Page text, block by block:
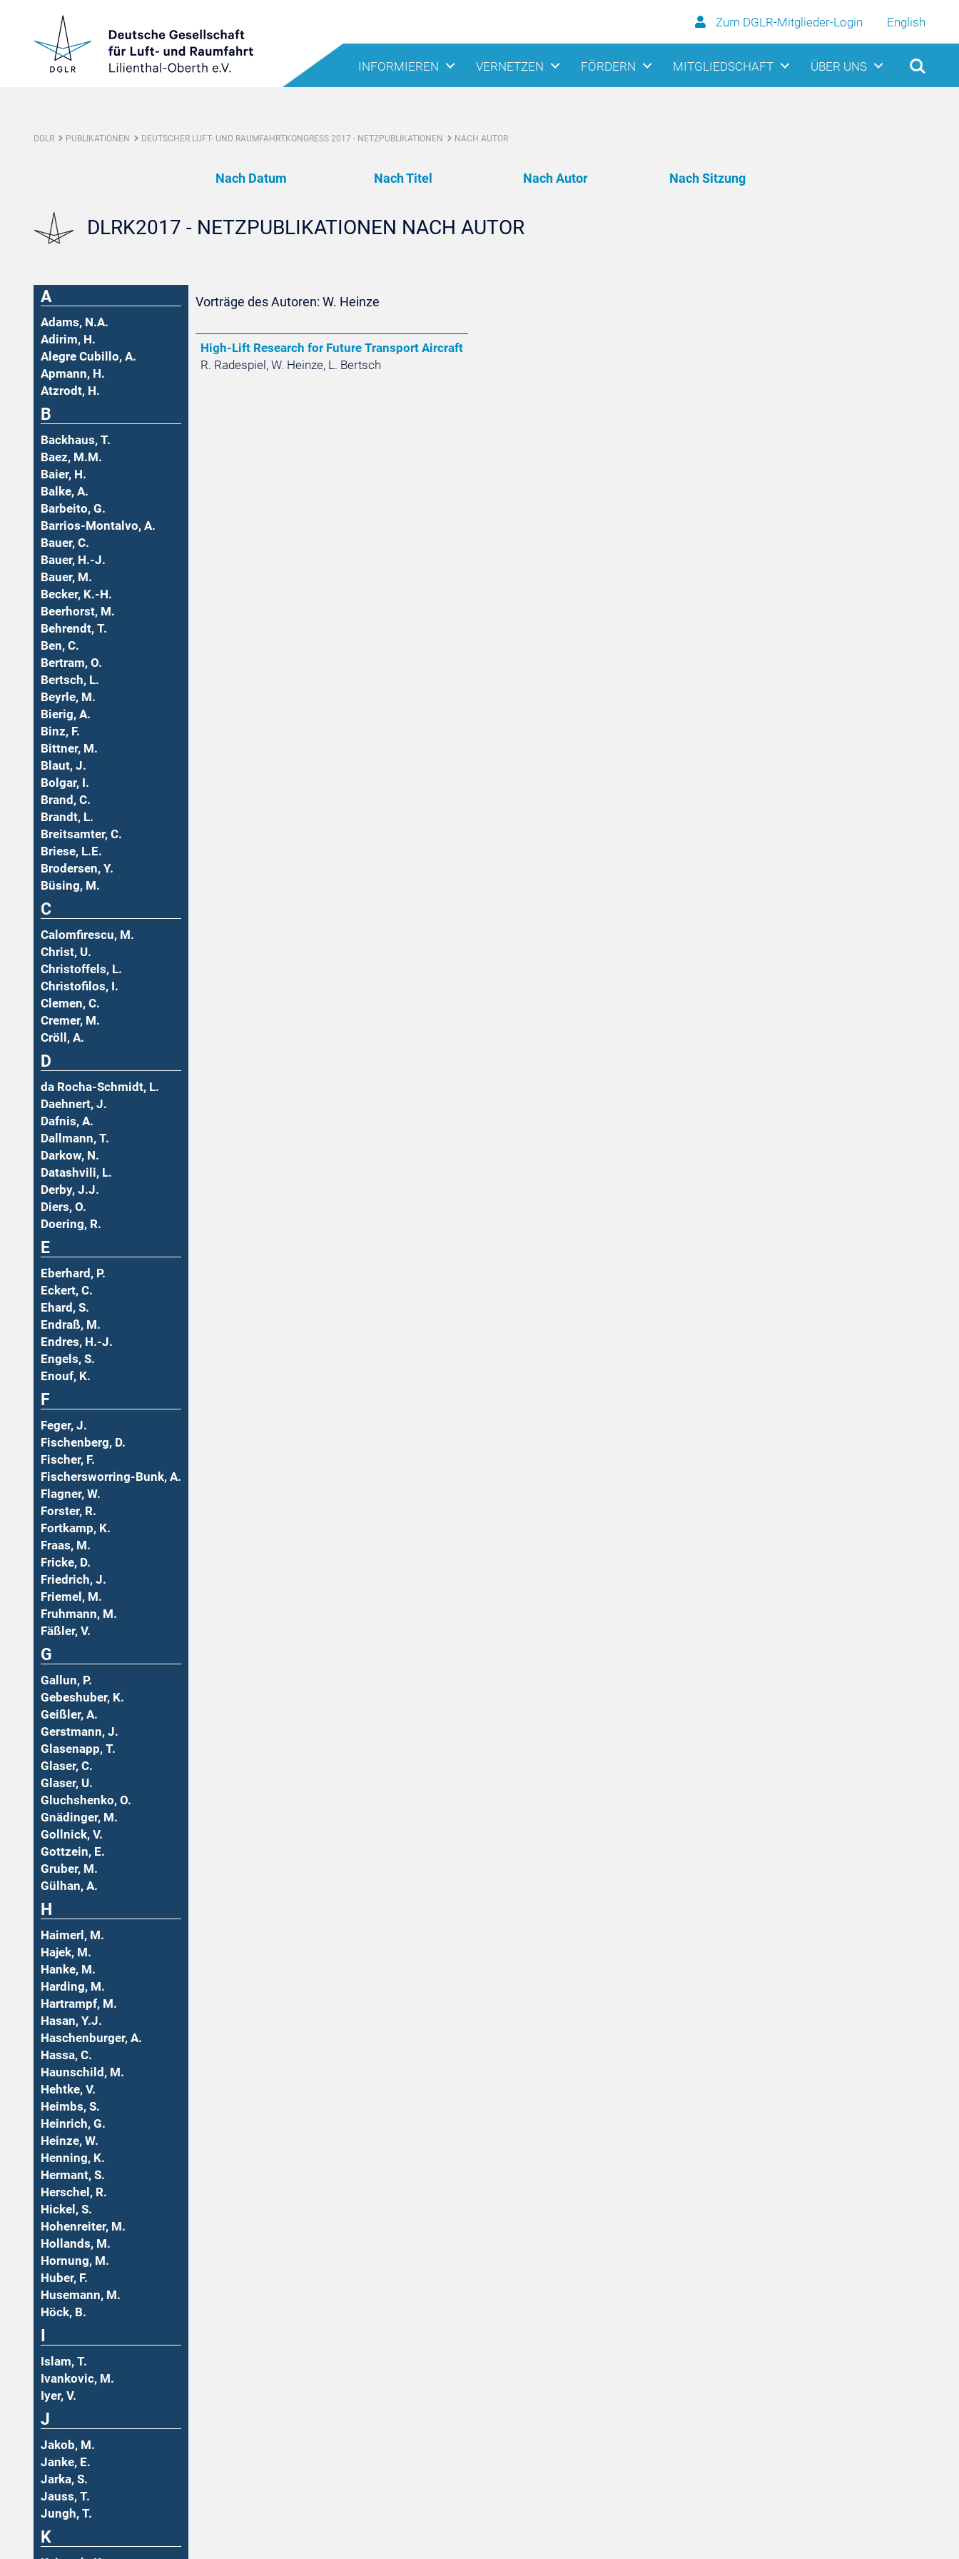
Zum DGLR-Mitglieder-Login English
INFORMIEREN VERNETZEN FÖRDERN MITGLIEDSCHAFT ÜBER UNS
DGLR PUBLIKATIONEN DEUTSCHER LUFT- UND RAUMFAHRTKONGRESS 2017 - NETZPUBLIKATIONEN NACH AUTOR
Nach Datum Nach Titel Nach Autor Nach Sitzung
DLRK2017 - NETZPUBLIKATIONEN NACH AUTOR
A
Adams, N.A.
Adirim, H.
Alegre Cubillo, A.
Apmann, H.
Atzrodt, H.
B
Backhaus, T.
Baez, M.M.
Baier, H.
Balke, A.
Barbeito, G.
Barrios-Montalvo, A.
Bauer, C.
Bauer, H.-J.
Bauer, M.
Becker, K.-H.
Beerhorst, M.
Behrendt, T.
Ben, C.
Bertram, O.
Bertsch, L.
Beyrle, M.
Bierig, A.
Binz, F.
Bittner, M.
Blaut, J.
Bolgar, I.
Brand, C.
Brandt, L.
Breitsamter, C.
Briese, L.E.
Brodersen, Y.
Büsing, M.
C
Calomfirescu, M.
Christ, U.
Christoffels, L.
Christofilos, I.
Clemen, C.
Cremer, M.
Cröll, A.
D
da Rocha-Schmidt, L.
Daehnert, J.
Dafnis, A.
Dallmann, T.
Darkow, N.
Datashvili, L.
Derby, J.J.
Diers, O.
Doering, R.
E
Eberhard, P.
Eckert, C.
Ehard, S.
Endraß, M.
Endres, H.-J.
Engels, S.
Enouf, K.
F
Feger, J.
Fischenberg, D.
Fischer, F.
Fischersworring-Bunk, A.
Flagner, W.
Forster, R.
Fortkamp, K.
Fraas, M.
Fricke, D.
Friedrich, J.
Friemel, M.
Fruhmann, M.
Fäßler, V.
G
Gallun, P.
Gebeshuber, K.
Geißler, A.
Gerstmann, J.
Glasenapp, T.
Glaser, C.
Glaser, U.
Gluchshenko, O.
Gnädinger, M.
Gollnick, V.
Gottzein, E.
Gruber, M.
Gülhan, A.
H
Haimerl, M.
Hajek, M.
Hanke, M.
Harding, M.
Hartrampf, M.
Hasan, Y.J.
Haschenburger, A.
Hassa, C.
Haunschild, M.
Hehtke, V.
Heimbs, S.
Heinrich, G.
Heinze, W.
Henning, K.
Hermant, S.
Herschel, R.
Hickel, S.
Hohenreiter, M.
Hollands, M.
Hornung, M.
Huber, F.
Husemann, M.
Höck, B.
Islam, T.
Ivankovic, M.
Iyer, V.
J
Jakob, M.
Janke, E.
Jarka, S.
Jauss, T.
Jungh, T.
K
Vorträge des Autoren: W. Heinze
High-Lift Research for Future Transport Aircraft
R. Radespiel, W. Heinze, L. Bertsch